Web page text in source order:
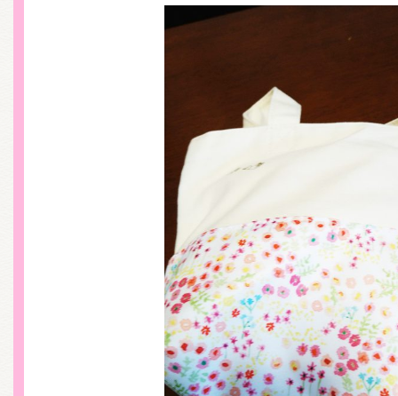
くまのがっこう しょくいんしつ
くまのがっこう 家庭科部